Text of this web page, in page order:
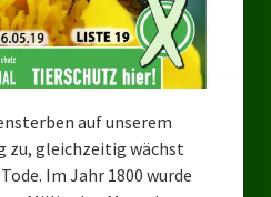
auf unserem
gleichzeitig wächst
Im Jahr 1800 wurde